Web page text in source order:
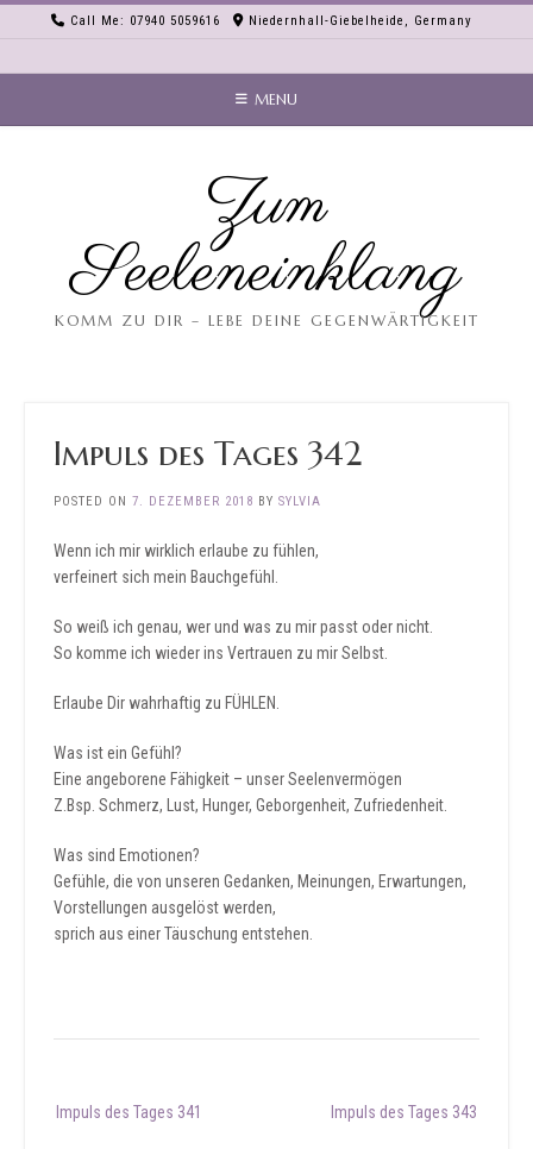
Call Me: 07940 5059616 Niedernhall-Giebelheide, Germany
MENU
Zum
Seeleneinklang
KOMM ZU DIR – LEBE DEINE GEGENWÄRTIGKEIT
Impuls des Tages 342
POSTED ON 7. DEZEMBER 2018 BY SYLVIA
Wenn ich mir wirklich erlaube zu fühlen,
verfeinert sich mein Bauchgefühl.
So weiß ich genau, wer und was zu mir passt oder nicht.
So komme ich wieder ins Vertrauen zu mir Selbst.
Erlaube Dir wahrhaftig zu FÜHLEN.
Was ist ein Gefühl?
Eine angeborene Fähigkeit – unser Seelenvermögen
Z.Bsp. Schmerz, Lust, Hunger, Geborgenheit, Zufriedenheit.
Was sind Emotionen?
Gefühle, die von unseren Gedanken, Meinungen, Erwartungen,
Vorstellungen ausgelöst werden,
sprich aus einer Täuschung entstehen.
navigation
Impuls des Tages 341 Impuls des Tages 343